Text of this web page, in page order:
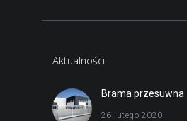
Aktualności
Brama przesuwna
26 lutego 2020